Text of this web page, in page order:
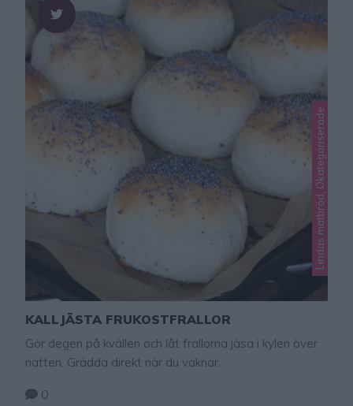
Lindas matbröd, Okategoriserade
KALLJÄSTA FRUKOSTFRALLOR
Gör degen på kvällen och låt frallorna jäsa i kylen över
natten. Grädda direkt när du vaknar.
0